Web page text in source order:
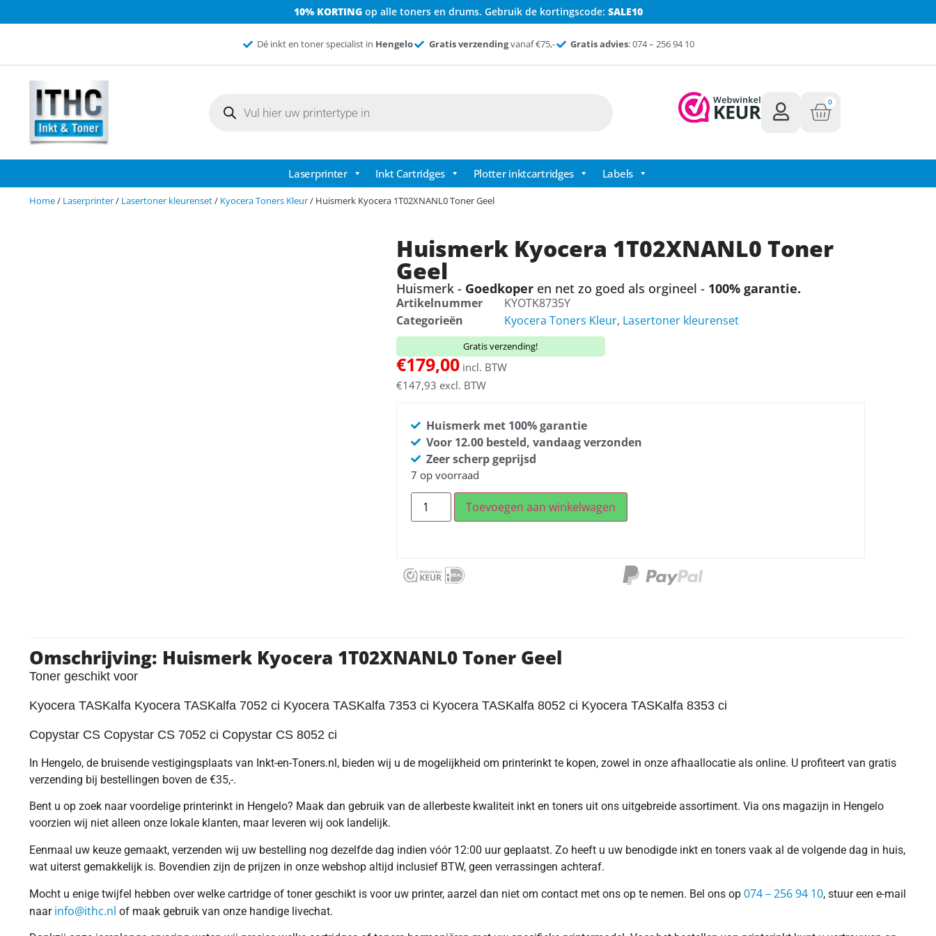
10% KORTINGop alle toners en drums. Gebruik de kortingscode: SALE10
Dé inkt en toner specialist in Hengelo Gratis verzendingvanaf €75,- Gratis advies: 074 – 256 94 10
0
Laserprinter Inkt Cartridges Plotter inktcartridges Labels
Home/ Laserprinter/ Lasertoner kleurenset/ Kyocera Toners Kleur/ Huismerk Kyocera 1T02XNANL0 Toner Geel
Huismerk Kyocera 1T02XNANL0 Toner
Geel
Huismerk - Goedkoperen net zo goed als orgineel - 100% garantie.
Artikelnummer
KYOTK8735Y
Categorieën
Kyocera Toners Kleur, Lasertoner kleurenset
Gratis verzending!
€179,00incl. BTW
€147,93 excl. BTW
Huismerk met 100% garantie
Voor 12.00 besteld, vandaag verzonden
Zeer scherp geprijsd
7 op voorraad
Toevoegen aan winkelwagen
Omschrijving: Huismerk Kyocera 1T02XNANL0 Toner Geel
Toner geschikt voor
Kyocera TASKalfa Kyocera TASKalfa 7052 ci Kyocera TASKalfa 7353 ci Kyocera TASKalfa 8052 ci Kyocera TASKalfa 8353 ci
Copystar CS Copystar CS 7052 ci Copystar CS 8052 ci
In Hengelo, de bruisende vestigingsplaats van Inkt-en-Toners.nl, bieden wij u de mogelijkheid om printerinkt te kopen, zowel in onze afhaallocatie als online. U profiteert van gratis
verzending bij bestellingen boven de €35,-.
Bent u op zoek naar voordelige printerinkt in Hengelo? Maak dan gebruik van de allerbeste kwaliteit inkt en toners uit ons uitgebreide assortiment. Via ons magazijn in Hengelo
voorzien wij niet alleen onze lokale klanten, maar leveren wij ook landelijk.
Eenmaal uw keuze gemaakt, verzenden wij uw bestelling nog dezelfde dag indien vóór 12:00 uur geplaatst. Zo heeft u uw benodigde inkt en toners vaak al de volgende dag in huis,
wat uiterst gemakkelijk is. Bovendien zijn de prijzen in onze webshop altijd inclusief BTW, geen verrassingen achteraf.
Mocht u enige twijfel hebben over welke cartridge of toner geschikt is voor uw printer, aarzel dan niet om contact met ons op te nemen. Bel ons op 074 – 256 94 10, stuur een e-mail
naar info@ithc.nl of maak gebruik van onze handige livechat.